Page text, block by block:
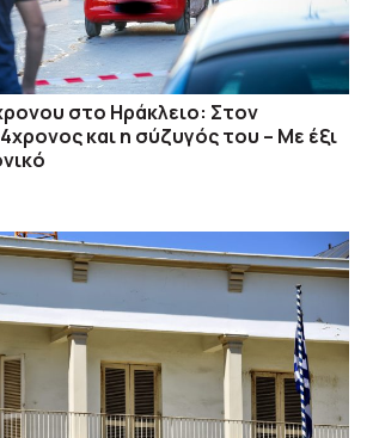
στο Ηράκλειο: Στον
και η σύζυγός του – Με έξι